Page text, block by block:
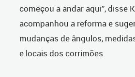
começou a andar aqui”, disse
acompanhou a reforma e
mudanças de ângulos,
e locais dos corrimões.